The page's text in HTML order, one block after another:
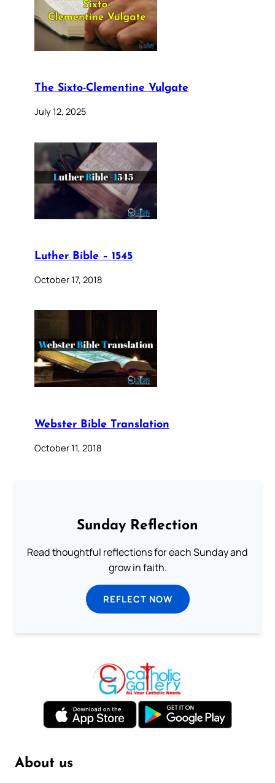
The Sixto-Clementine Vulgate
July 12, 2025
Luther Bible – 1545
October 17, 2018
Webster Bible Translation
October 11, 2018
Sunday Reflection
Read thoughtful reflections for each Sunday and
grow in faith.
REFLECT NOW
About us